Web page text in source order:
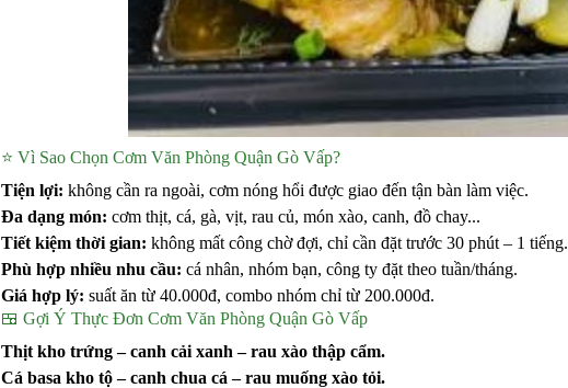
⭐ Vì Sao Chọn Cơm Văn Phòng Quận Gò Vấp?
Tiện lợi: không cần ra ngoài, cơm nóng hổi được giao đến tận bàn làm việc.
Đa dạng món: cơm thịt, cá, gà, vịt, rau củ, món xào, canh, đồ chay...
Tiết kiệm thời gian: không mất công chờ đợi, chỉ cần đặt trước 30 phút – 1 tiếng.
Phù hợp nhiều nhu cầu: cá nhân, nhóm bạn, công ty đặt theo tuần/tháng.
Giá hợp lý: suất ăn từ 40.000đ, combo nhóm chỉ từ 200.000đ.
🍱 Gợi Ý Thực Đơn Cơm Văn Phòng Quận Gò Vấp
Thịt kho trứng – canh cải xanh – rau xào thập cẩm.
Cá basa kho tộ – canh chua cá – rau muống xào tỏi.